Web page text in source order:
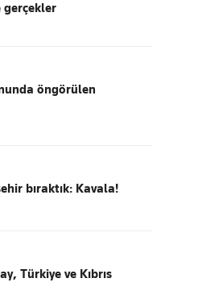
gerçekler
öngörülen
bıraktık: Kavala!
Türkiye ve Kıbrıs